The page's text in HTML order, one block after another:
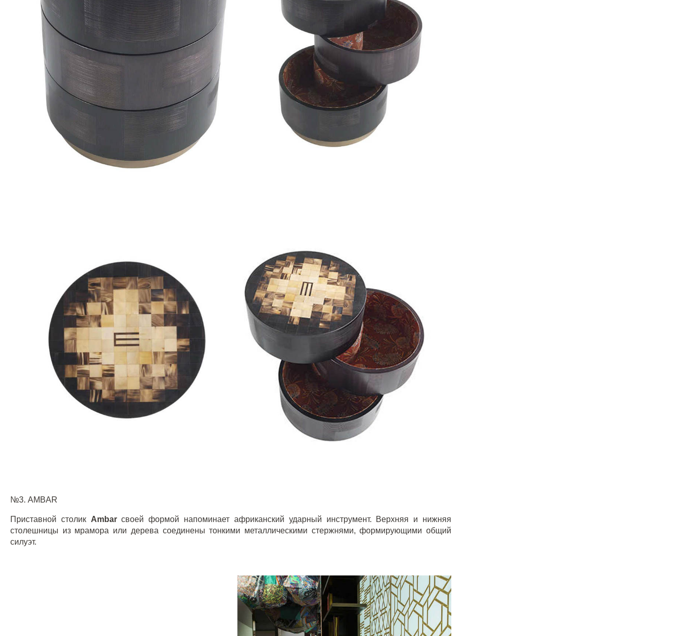
№3. AMBAR
Приставной столик Ambar своей формой напоминает африканский ударный инструмент. Верхняя и нижняя
столешницы из мрамора или дерева соединены тонкими металлическими стержнями, формирующими общий
силуэт.